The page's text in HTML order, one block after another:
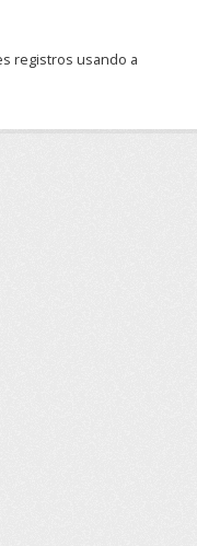
registros usando a